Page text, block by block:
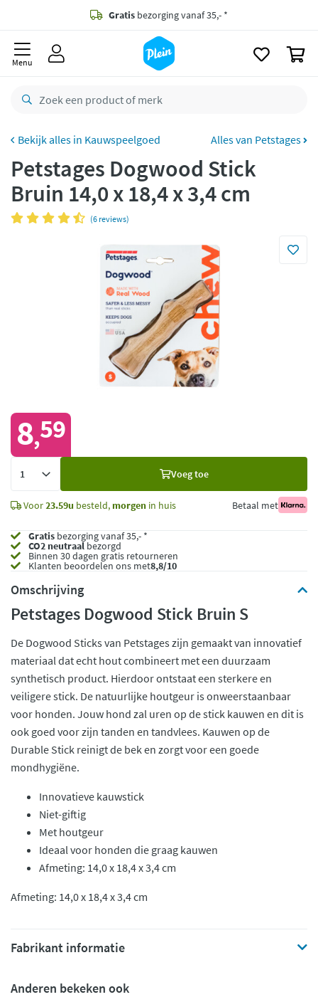
Gratis bezorging vanaf 35,- *
besteld,
retourneren
CO2 neutraal
Betaal met Klarna
Menu
Kauwspeelgoed Alles van Petstages
Petstages Dogwood Stick
Bruin 14,0 x 18,4 x 3,4 cm
(6 reviews)
8,59
Voeg toe
Voor23.59u besteld, morgen in huis Betaal met
Gratis bezorging vanaf 35,- *
CO2 neutraalbezorgd
Binnen 30 dagen gratis retourneren
Klanten beoordelen ons met8,8/10
Omschrijving
Petstages Dogwood Stick Bruin S
De Dogwood Sticks van Petstages zijn gemaakt van innovatief
materiaal dat echt hout combineert met een duurzaam
synthetisch product. Hierdoor ontstaat een sterkere en
veiligere stick. De natuurlijke houtgeur is onweerstaanbaar
voor honden. Jouw hond zal uren op de stick kauwen en dit is
ook goed voor zijn tanden en tandvlees. Kauwen op de
Durable Stick reinigt de bek en zorgt voor een goede
mondhygiëne.
Innovatieve kauwstick
Niet-giftig
Met houtgeur
Ideaal voor honden die graag kauwen
Afmeting: 14,0 x 18,4 x 3,4 cm
Afmeting: 14,0 x 18,4 x 3,4 cm
Fabrikant informatie
Anderen bekeken ook